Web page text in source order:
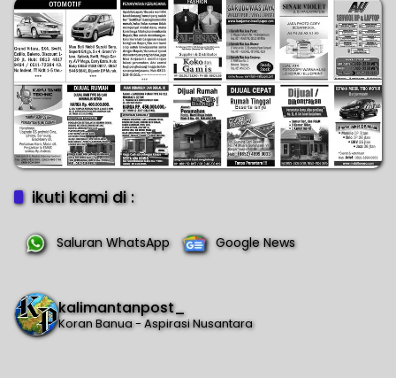
ikuti kami di :
Saluran WhatsApp Google News
kalimantanpost_
Koran Banua - Aspirasi Nusantara